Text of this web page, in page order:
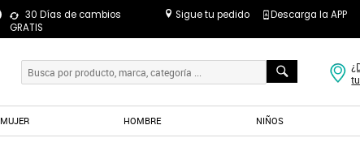
30 Días de cambios
GRATIS
Sigue tu pedido Descarga la APP
MUJER HOMBRE NIÑOS